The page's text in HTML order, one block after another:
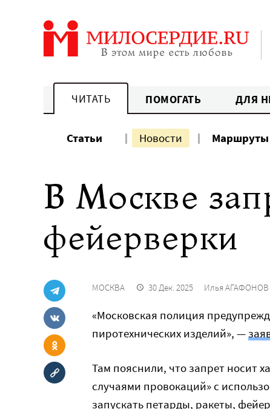
ЧИТАТЬ ПОМОГАТЬ ДЛЯ
Статьи Новости Маршруты
В Москве
фейерверки
МОСКВА 30 Дек. 2025 Илья АГАФОНОВ
«Московская полиция
пиротехнических изделий», —
Там пояснили, что запрет носит
случаями провокаций» с
запускать петарды, ракеты,